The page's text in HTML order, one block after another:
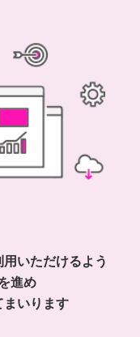
いただけるよう
進め
まいります